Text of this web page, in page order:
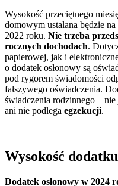
Wysokość przeciętnego
domowym ustalana będzie
2022 roku. Nie trzeba
rocznych dochodach.
papierowej, jak i
o dodatek osłonowy są
pod rygorem świadomości
fałszywego oświadczenia.
świadczenia rodzinnego – nie
ani nie podlega egzekucji.
Wysokość
Dodatek osłonowy w 2024